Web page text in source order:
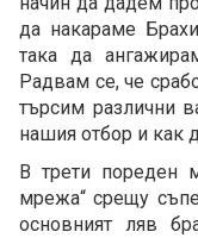
да накараме
така да
Радвам се, че
търсим различни
нашия отбор и как
В трети пореден
мрежа“ срещу
основният ляв